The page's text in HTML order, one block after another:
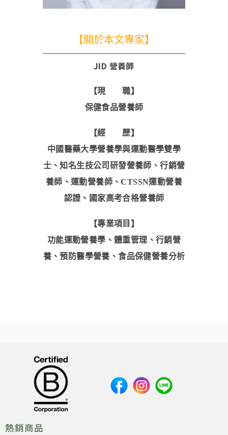
【關於本文專家】
JID 營養師
【現 職】
保健食品營養師
【經 歷】
中國醫藥大學營養學與運動醫學雙學
士、知名生技公司研發營養師、行銷營
養師、運動營養師、CTSSN運動營養
認證、國家高考合格營養師
【專業項目】
功能運動營養學、體重管理、行銷營
養、預防醫學營養、食品保健營養分析
熱銷商品